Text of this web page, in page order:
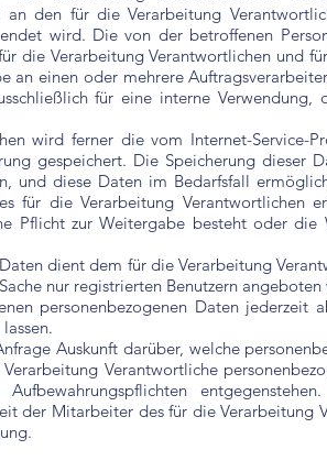
an den für die Verarbeitung
wird. Die von der betroffenen
die Verarbeitung Verantwortlichen und
einen oder mehrere
für eine interne
wird ferner die vom Internet-Service-
gespeichert. Die Speicherung dieser
und diese Daten im Bedarfsfall
für die Verarbeitung Verantwortlichen
Pflicht zur Weitergabe besteht oder die
dient dem für die Verarbeitung
nur registrierten Benutzern angeboten
personenbezogenen Daten jederzeit
Auskunft darüber, welche
Verantwortliche
der Mitarbeiter des für die Verarbeitung